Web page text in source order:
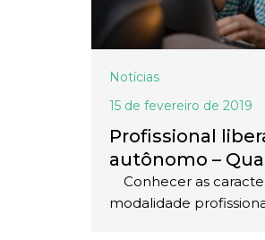
Notícias
15 de fevereiro de 2019
Profissional
autônomo –
Conhecer as
modalidade